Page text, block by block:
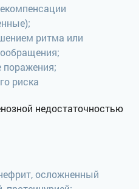
ритма или
поражения;
риска
недостаточностью
осложненный